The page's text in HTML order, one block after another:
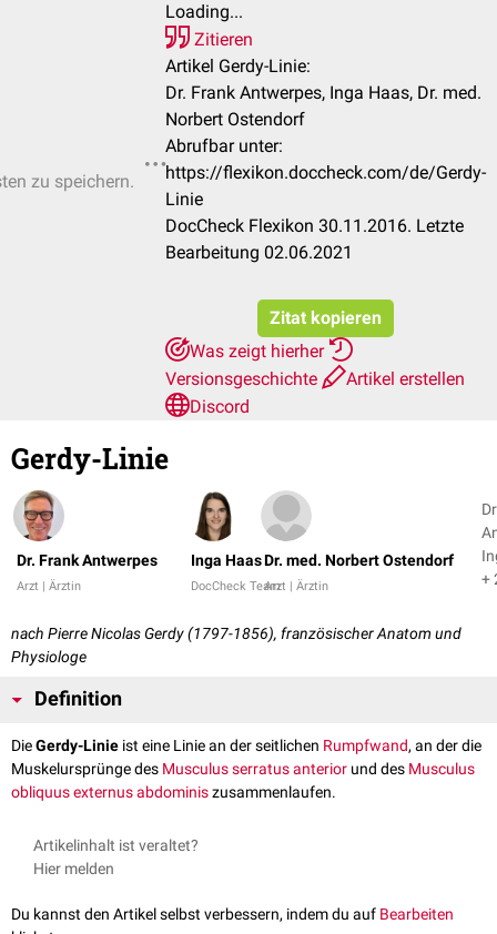
zu speichern.
Loading...
Zitieren
Artikel Gerdy-Linie:
Dr. Frank Antwerpes, Inga Haas, Dr. med.
Norbert Ostendorf
Abrufbar unter:
https://flexikon.doccheck.com/de/Gerdy-
Linie
DocCheck Flexikon 30.11.2016. Letzte
Bearbeitung 02.06.2021
Zitat kopieren
Was zeigt hierher
Versionsgeschichte
Artikel erstellen
Discord
Gerdy-Linie
Dr. Frank Antwerpes
Arzt | Ärztin
Inga Haas
DocCheck Team
Dr. med. Norbert Ostendorf
Arzt | Ärztin
+
nach Pierre Nicolas Gerdy (1797-1856), französischer Anatom und
Physiologe
Definition
DieGerdy-Linie ist eine Linie an der seitlichen Rumpfwand, an der die
Muskelursprünge des Musculus serratus anterior und des Musculus
obliquus externus abdominiszusammenlaufen.
Artikelinhalt ist veraltet?
Hier melden
Du kannst den Artikel selbst verbessern, indem du auf Bearbeiten